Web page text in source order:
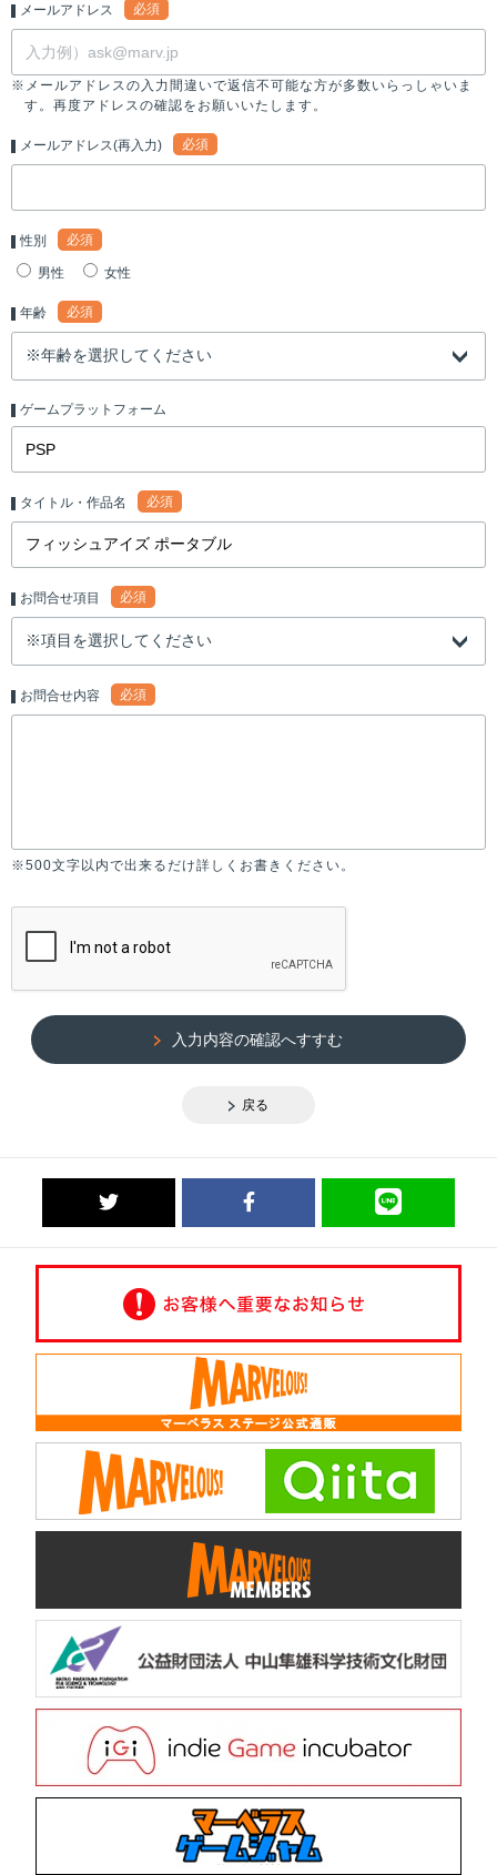
メールアドレス 必須
※メールアドレスの入力間違いで返信不可能な方が多数いらっしゃいま
す。再度アドレスの確認をお願いいたします。
メールアドレス(再入力) 必須
性別 必須
男性 女性
年齢 必須
ゲームプラットフォーム
タイトル・作品名 必須
お問合せ項目 必須
お問合せ内容 必須
※500文字以内で出来るだけ詳しくお書きください。
戻る
入力内容の確認へすすむ